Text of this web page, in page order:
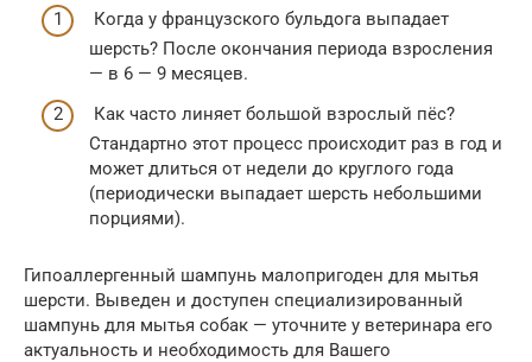
Когда у французского бульдога выпадает
шерсть? После окончания периода взросления
— в 6 — 9 месяцев.
Как часто линяет большой взрослый пёс?
Стандартно этот процесс происходит раз в год и
может длиться от недели до круглого года
(периодически выпадает шерсть небольшими
порциями).
Гипоаллергенный шампунь малопригоден для мытья
шерсти. Выведен и доступен специализированный
шампунь для мытья собак — уточните у ветеринара его
актуальность и необходимость для Вашего